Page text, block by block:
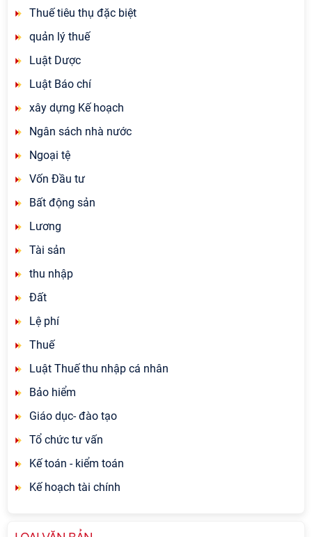
Thuế tiêu thụ đặc biệt
quản lý thuế
Luật Dược
Luật Báo chí
xây dựng Kế hoạch
Ngân sách nhà nước
Ngoại tệ
Vốn Đầu tư
Bất động sản
Lương
Tài sản
thu nhập
Đất
Lệ phí
Thuế
Luật Thuế thu nhập cá nhân
Bảo hiểm
Giáo dục- đào tạo
Tổ chức tư vấn
Kế toán - kiểm toán
Kế hoạch tài chính